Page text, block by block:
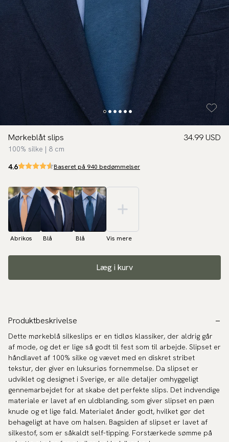
Mørkeblåt slips
100% silke | 8 cm
34.99 USD
4.6 Baseret på 940 bedømmelser
Abrikos Blå Blå Vis mere
Læg i kurv
Produktbeskrivelse
Dette mørkeblå silkeslips er en tidløs klassiker, der aldrig går
af mode, og det er lige så godt til fest som til arbejde. Slipset er
håndlavet af 100% silke og vævet med en diskret stribet
tekstur, der giver en luksuriøs fornemmelse. Da slipset er
udviklet og designet i Sverige, er alle detaljer omhyggeligt
gennemarbejdet for at skabe det perfekte slips. Det indvendige
materiale er lavet af en uldblanding, som giver slipset en pæn
knude og et lige fald. Materialet ånder godt, hvilket gør det
behageligt at have om halsen. Bagsiden af slipset er lavet af
silkestof, som er såkaldt self-tipping. Forstærkede sømme på